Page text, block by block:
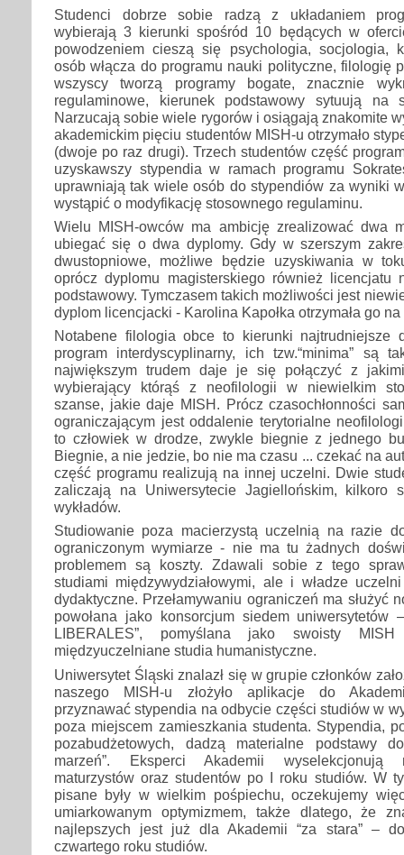
Studenci dobrze sobie radzą z układaniem
wybierają 3 kierunki spośród 10 będących w
powodzeniem cieszą się psychologia, socjologia,
osób włącza do programu nauki polityczne, filologię
wszyscy tworzą programy bogate, znacznie
regulaminowe, kierunek podstawowy sytuują na
Narzucają sobie wiele rygorów i osiągają znakomite
akademickim pięciu studentów MISH-u otrzymało
(dwoje po raz drugi). Trzech studentów część
uzyskawszy stypendia w ramach programu
uprawniają tak wiele osób do stypendiów za wyniki
wystąpić o modyfikację stosownego regulaminu.
Wielu MISH-owców ma ambicję zrealizować dwa
ubiegać się o dwa dyplomy. Gdy w szerszym
dwustopniowe, możliwe będzie uzyskiwania w
oprócz dyplomu magisterskiego również licencjatu
podstawowy. Tymczasem takich możliwości jest
dyplom licencjacki - Karolina Kapołka otrzymała go
Notabene filologia obce to kierunki najtrudniejsze
program interdyscyplinarny, ich tzw.“minima” są
największym trudem daje je się połączyć z
wybierający którąś z neofilologii w niewielkim
szanse, jakie daje MISH. Prócz czasochłonności
ograniczającym jest oddalenie terytorialne
to człowiek w drodze, zwykle biegnie z jednego
Biegnie, a nie jedzie, bo nie ma czasu ... czekać na
część programu realizują na innej uczelni. Dwie
zaliczają na Uniwersytecie Jagiellońskim, kilkoro
wykładów.
Studiowanie poza macierzystą uczelnią na razie
ograniczonym wymiarze - nie ma tu żadnych
problemem są koszty. Zdawali sobie z tego
studiami międzywydziałowymi, ale i władze
dydaktyczne. Przełamywaniu ograniczeń ma służyć
powołana jako konsorcjum siedem uniwersytetów
LIBERALES”, pomyślana jako swoisty
międzyuczelniane studia humanistyczne.
Uniwersytet Śląski znalazł się w grupie członków
naszego MISH-u złożyło aplikacje do
przyznawać stypendia na odbycie części studiów w
poza miejscem zamieszkania studenta. Stypendia,
pozabudżetowych, dadzą materialne podstawy
marzeń”. Eksperci Akademii wyselekcjonują
maturzystów oraz studentów po I roku studiów. W
pisane były w wielkim pośpiechu, oczekujemy
umiarkowanym optymizmem, także dlatego, że
najlepszych jest już dla Akademii “za stara” –
czwartego roku studiów.